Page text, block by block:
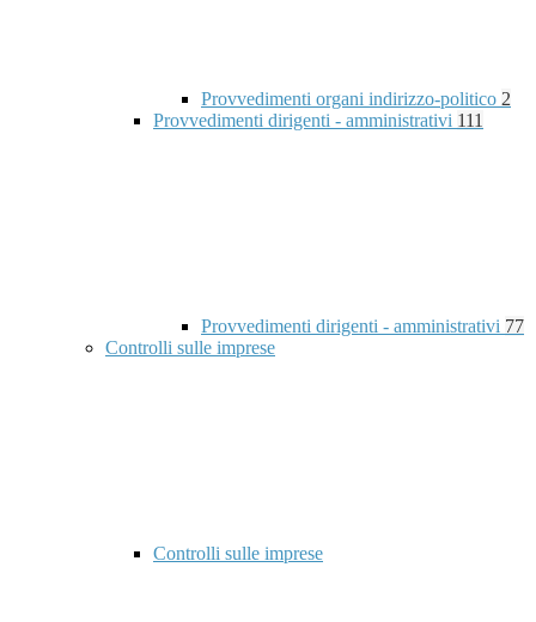
Provvedimenti organi indirizzo-politico 2
Provvedimenti dirigenti - amministrativi 111
Provvedimenti dirigenti - amministrativi 77
Controlli sulle imprese
Controlli sulle imprese